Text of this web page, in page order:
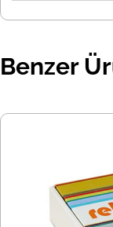
Benzer